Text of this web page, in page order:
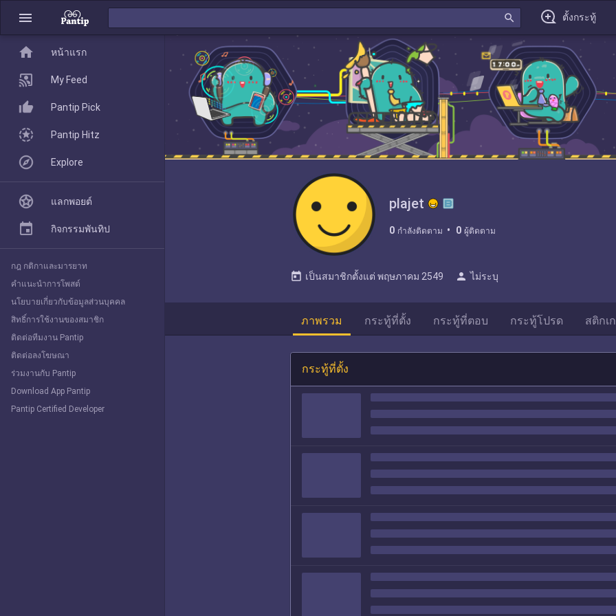
menu search ตั้งกระทู้
plajet
0 กำลังติดตาม 0 ผู้ติดตาม
today เป็นสมาชิกตั้งแต่ พฤษภาคม 2549 person ไม่ระบุ
ภาพรวม กระทู้ที่ตั้ง กระทู้ที่ตอบ กระทู้โปรด สติกเ
กระทู้ที่ตั้ง
home
Pantip Pick
Explore
home หน้าแรก
My Feed
Pantip Pick
Pantip Hitz
Explore
แลกพอยต์
กิจกรรมพันทิป
กฎ กติกาและมารยาท
คำแนะนำการโพสต์
นโยบายเกี่ยวกับข้อมูลส่วนบุคคล
สิทธิ์การใช้งานของสมาชิก
ติดต่อทีมงาน Pantip
ติดต่อลงโฆษณา
ร่วมงานกับ Pantip
Download App Pantip
Pantip Certified Developer